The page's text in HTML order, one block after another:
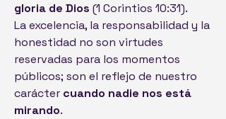
gloria de Dios (1 Corintios 10:31).
La excelencia, la responsabilidad y la
honestidad no son virtudes
reservadas para los momentos
públicos; son el reflejo de nuestro
carácter cuando nadie nos está
mirando.